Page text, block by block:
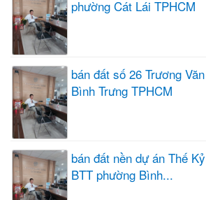
phường Cát Lái TPHCM
bán đất số 26 Trương
Bình Trưng TPHCM
bán đất nền dự án Thế
BTT phường Bình...